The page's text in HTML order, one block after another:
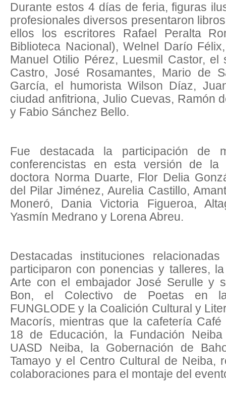
Durante estos 4 días de feria, figuras
profesionales diversos presentaron
ellos los escritores Rafael Peralta
Biblioteca Nacional), Welnel Darío
Manuel Otilio Pérez, Luesmil Castor, el
Castro, José Rosamantes, Mario de
García, el humorista Wilson Díaz,
ciudad anfitriona, Julio Cuevas, Ramón
y Fabio Sánchez Bello.
Fue destacada la participación de
conferencistas en esta versión de
doctora Norma Duarte, Flor Delia
del Pilar Jiménez, Aurelia Castillo,
Moneró, Dania Victoria Figueroa,
Yasmín Medrano y Lorena Abreu.
Destacadas instituciones
participaron con ponencias y talleres,
Arte con el embajador José Serulle y
Bon, el Colectivo de Poetas en
FUNGLODE y la Coalición Cultural y
Macorís, mientras que la cafetería
18 de Educación, la Fundación
UASD Neiba, la Gobernación de
Tamayo y el Centro Cultural de Neiba,
colaboraciones para el montaje del